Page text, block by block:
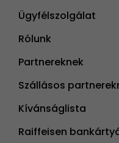
Ügyfélszolgálat
Rólunk
Partnereknek
Szállásos
Kívánságlista
Raiffeisen